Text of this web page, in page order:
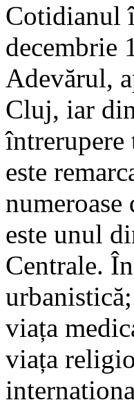
Cotidianul
decembrie
Adevărul,
Cluj, iar
întrerupere
este
este unul
Centrale.
viața
viața